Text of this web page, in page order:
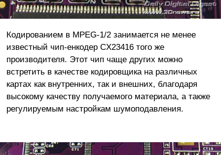
Кодированием в MPEG-1/2 занимается не менее
известный чип-енкодер CX23416 того же
производителя. Этот чип чаще других можно
встретить в качестве кодировщика на различных
картах как внутренних, так и внешних, благодаря
высокому качеству получаемого материала, а также
регулируемым настройкам шумоподавления.